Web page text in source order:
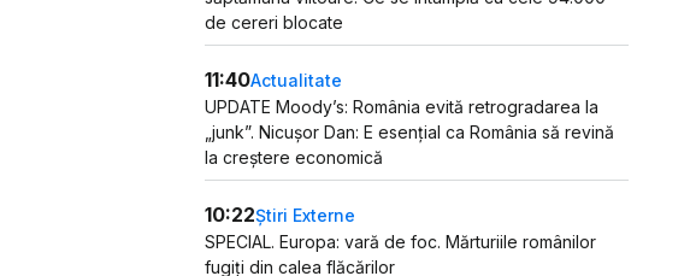
de cereri blocate
11:40Actualitate
UPDATE Moody’s: România evită retrogradarea la
„junk”. Nicușor Dan: E esențial ca România să revină
la creștere economică
10:22Știri Externe
SPECIAL. Europa: vară de foc. Mărturiile românilor
fugiți din calea flăcărilor